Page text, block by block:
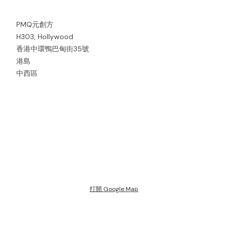
PMQ元創方
H303, Hollywood
香港中環鴨巴甸街35號
港島
中西區
打開 Google Map